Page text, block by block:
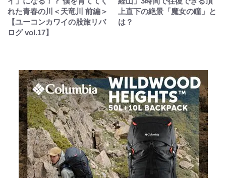
れた青春の川＜天竜川 前編＞
【ユーコンカワイの股旅リバ
ログ vol.17】
上直下の絶景「魔女の瞳」と
は？